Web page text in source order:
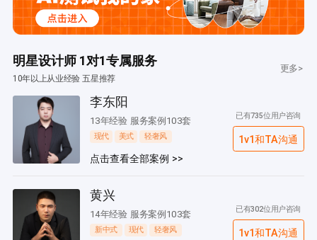
明星设计师 1对1专属服务
10年以上从业经验 五星推荐
更多>
李东阳
13年经验 服务案例103套
现代 美式 轻奢风
点击查看全部案例 >>
已有735位用户咨询
1v1和TA沟通
黄兴
14年经验 服务案例103套
新中式 现代 轻奢风
已有302位用户咨询
1v1和TA沟通